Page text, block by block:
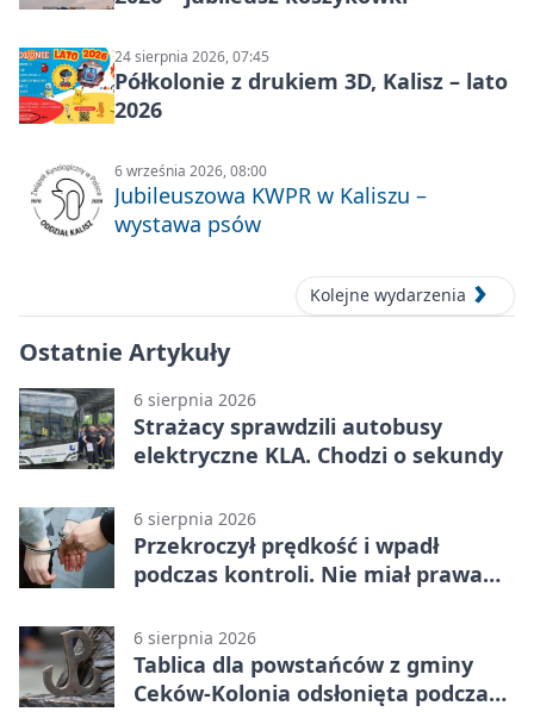
24 sierpnia 2026, 07:45
Półkolonie z drukiem 3D, Kalisz – lato
2026
6 września 2026, 08:00
Jubileuszowa KWPR w Kaliszu –
wystawa psów
Kolejne wydarzenia
Ostatnie Artykuły
6 sierpnia 2026
Strażacy sprawdzili autobusy
elektryczne KLA. Chodzi o sekundy
6 sierpnia 2026
Przekroczył prędkość i wpadł
podczas kontroli. Nie miał prawa
6 sierpnia 2026
Tablica dla powstańców z gminy
Ceków-Kolonia odsłonięta podczas